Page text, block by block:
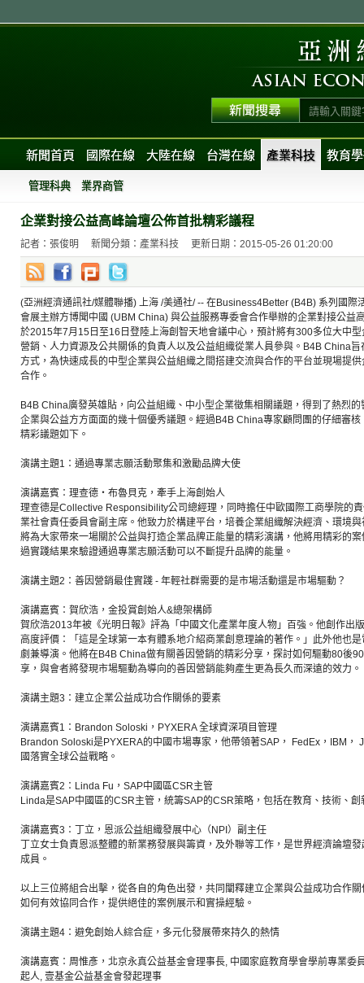
新聞首頁 國際在線 大陸在線 台灣在線 產業科技 教育
管理科典 業界商管
企業對接公益高峰論壇公佈首批精彩議程
記者：張俊明 新聞分類：產業科技 更新日期：2015-05-26 01:20:00
(亞洲經濟通訊社/媒體聯播) 上海 /美通社/ -- 在Business4Better (B4B) 系列國際
會展主辦方博聞中國 (UBM China) 與公益服務專委會合作舉辦的企業對接公益
於2015年7月15日至16日登陸上海創智天地會議中心，預計將有300多位大中
營銷、人力資源及公共關係的負責人以及公益組織從業人員參與。B4B China
方式，為快速成長的中型企業與公益組織之間搭建交流與合作的平台並現場提
合作。
B4B China廣發英雄貼，向公益組織、中小型企業徵集相關議題，得到了熱烈
企業與公益方方面面的幾十個優秀議題。經過B4B China專家顧問團的仔細審
精彩議題如下。
演講主題1：通過專業志願活動聚集和激勵品牌大使
演講嘉賓：理查德‧布魯貝克，牽手上海創始人
理查德是Collective Responsibility公司總經理，同時擔任中歐國際工商學院的
業社會責任委員會副主席。他致力於構建平台，培養企業組織解決經濟、環境
將為大家帶來一場關於公益與打造企業品牌正能量的精彩演講，他將用精彩的
過實踐結果來驗證通過專業志願活動可以不斷提升品牌的能量。
演講主題2：善因營銷最佳實踐 - 年輕社群需要的是市場活動還是市場驅動？
演講嘉賓：賀欣浩，金投賞創始人&總架構師
賀欣浩2013年被《光明日報》評為「中國文化產業年度人物」百強。他創作出
高度評價：「這是全球第一本有體系地介紹商業創意理論的著作。」此外他也
劇兼導演。他將在B4B China做有關善因營銷的精彩分享，探討如何驅動80後
享，與會者將發現市場驅動為導向的善因營銷能夠產生更為長久而深遠的效力。
演講主題3：建立企業公益成功合作關係的要素
演講嘉賓1：Brandon Soloski，PYXERA 全球資深項目管理
Brandon Soloski是PYXERA的中國市場專家，他帶領著SAP， FedEx，IBM
國落實全球公益戰略。
演講嘉賓2：Linda Fu，SAP中國區CSR主管
Linda是SAP中國區的CSR主管，統籌SAP的CSR策略，包括在教育、技術、
演講嘉賓3：丁立，恩派公益組織發展中心（NPI）副主任
丁立女士負責恩派整體的新業務發展與籌資，及外聯等工作，是世界經濟論壇
成員。
以上三位將組合出擊，從各自的角色出發，共同闡釋建立企業與公益成功合作
如何有效協同合作，提供絕佳的案例展示和實操經驗。
演講主題4：避免創始人綜合症，多元化發展帶來持久的熱情
演講嘉賓：周惟彥，北京永真公益基金會理事長, 中國家庭教育學會學前專業委
起人, 壹基金公益基金會發起理事